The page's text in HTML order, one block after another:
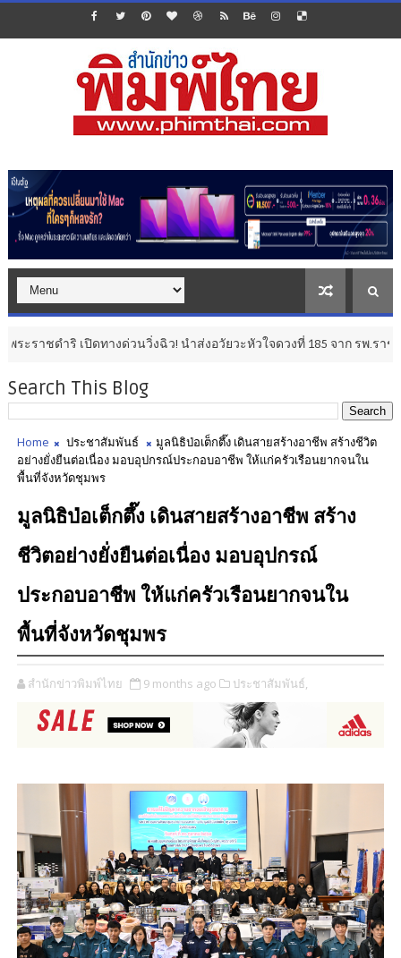
นวิ่งฉิว! นำส่งอวัยวะหัวใจดวงที่ 185 จาก รพ.ราชบุรี ถึง รพ.ศิริราช สำเร็
Search This Blog
Home ประชาสัมพันธ์
มูลนิธิป่อเต็กตึ๊ง เดินสายสร้างอาชีพ สร้างชีวิต
อย่างยั่งยืนต่อเนื่อง มอบอุปกรณ์ประกอบอาชีพ ให้แก่ครัวเรือนยากจนใน
พื้นที่จังหวัดชุมพร
มูลนิธิป่อเต็กตึ๊ง เดินสายสร้างอาชีพ สร้าง
ชีวิตอย่างยั่งยืนต่อเนื่อง มอบอุปกรณ์
ประกอบอาชีพ ให้แก่ครัวเรือนยากจนใน
พื้นที่จังหวัดชุมพร
สำนักข่าวพิมพ์ไทย 9 months ago ประชาสัมพันธ์,